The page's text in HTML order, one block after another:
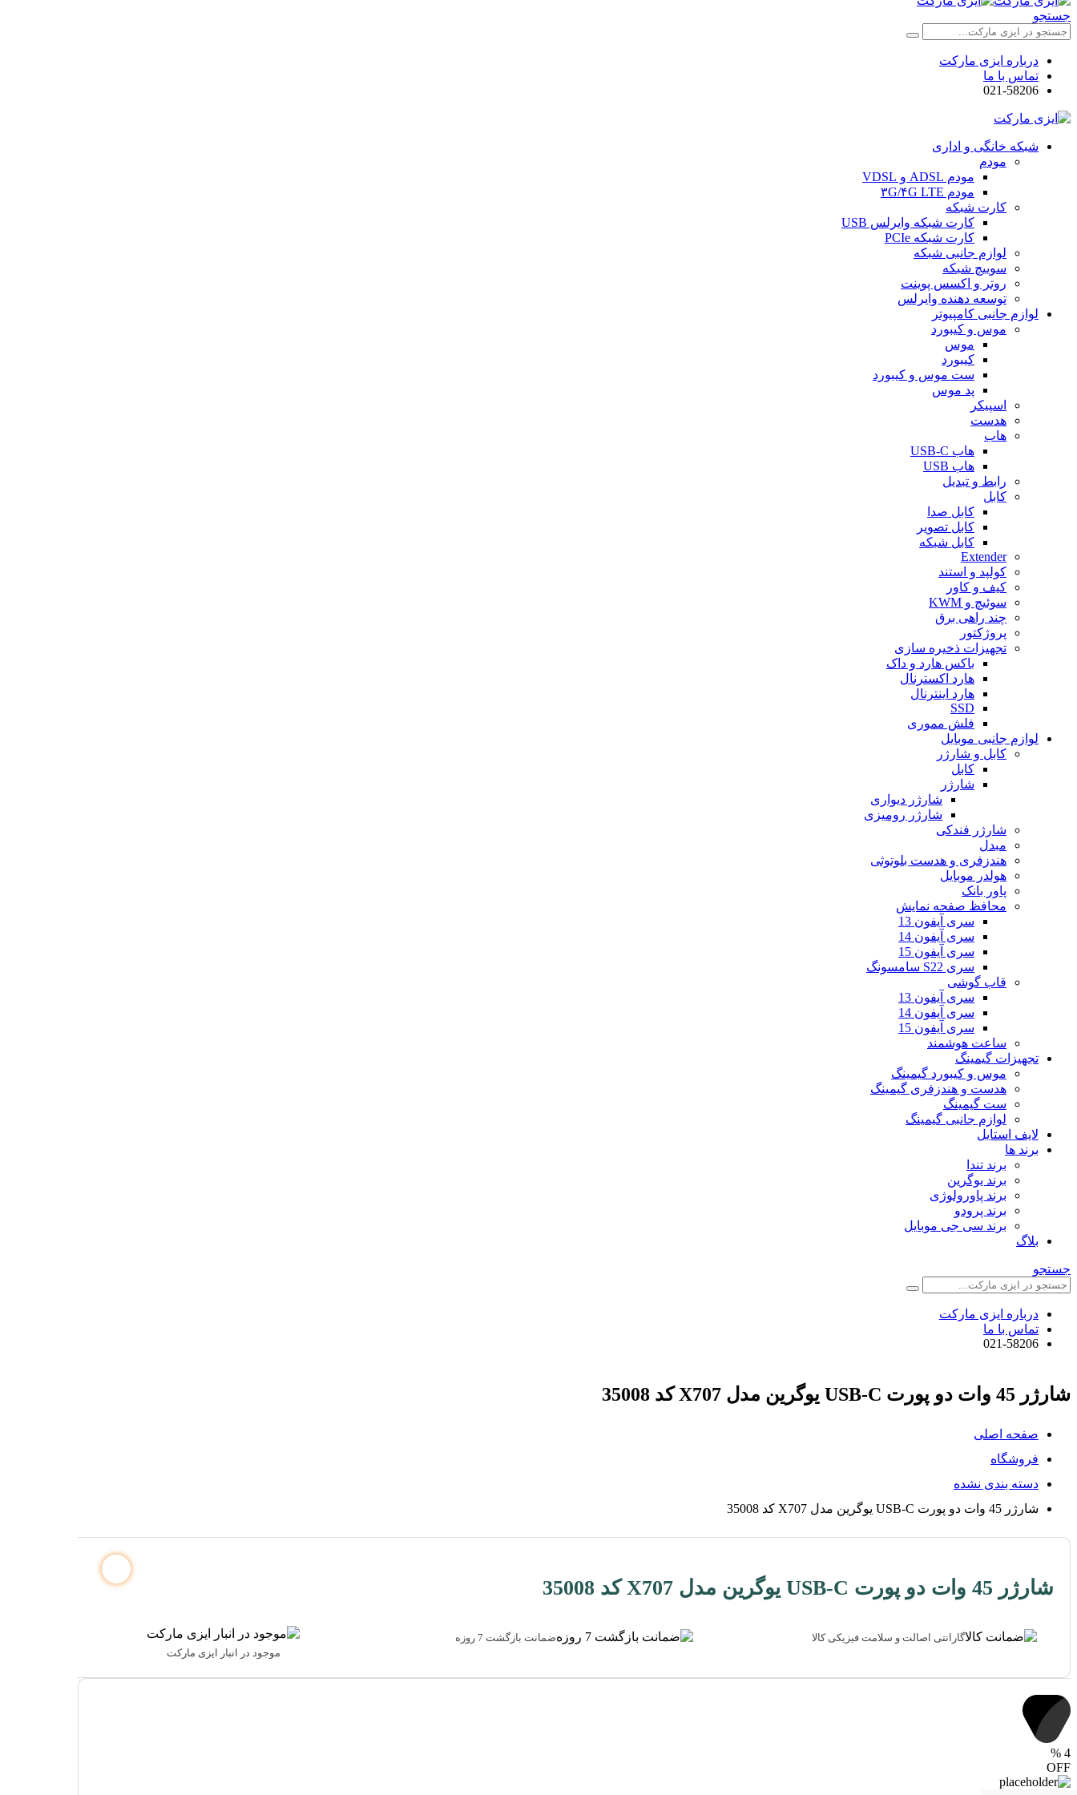
جستجو
درباره ایزی مارکت
تماس با ما
021-58206
شبکه خانگی و اداری
مودم
مودم ADSL و VDSL
مودم ۳G/۴G LTE
کارت شبکه
کارت شبکه وایرلس USB
کارت شبکه PCIe
لوازم جانبی شبکه
سوییچ شبکه
روتر و اکسس پوینت
توسعه دهنده وایرلس
لوازم جانبی کامپیوتر
موس و کیبورد
موس
کیبورد
ست موس و کیبورد
پد موس
اسپیکر
هدست
هاب
هاب USB-C
هاب USB
رابط و تبدیل
کابل
کابل صدا
کابل تصویر
کابل شبکه
Extender
کولپد و استند
کیف و کاور
سوئیچ و KWM
چند راهی برق
پروژکتور
تجهیزات ذخیره سازی
باکس هارد و داک
هارد اکسترنال
هارد اینترنال
SSD
فلش مموری
لوازم جانبی موبایل
کابل و شارژر
کابل
شارژر
شارژر دیواری
شارژر رومیزی
شارژر فندکی
مبدل
هندزفری و هدست بلوتوثی
هولدر موبایل
پاور بانک
محافظ صفحه نمایش
سری آیفون 13
سری آیفون 14
سری آیفون 15
سری S22 سامسونگ
قاب گوشی
سری آیفون 13
سری آیفون 14
سری آیفون 15
ساعت هوشمند
تجهیزات گیمینگ
موس و کیبورد گیمینگ
هدست و هندزفری گیمینگ
ست گیمینگ
لوازم جانبی گیمینگ
لایف استایل
برند ها
برند تندا
برند یوگرین
برند پاورولوژی
برند پرودو
برند سی جی موبایل
بلاگ
جستجو
درباره ایزی مارکت
تماس با ما
021-58206
شارژر 45 وات دو پورت USB-C یوگرین مدل X707 کد 35008
صفحه اصلی
فروشگاه
دسته بندی نشده
شارژر 45 وات دو پورت USB-C یوگرین مدل X707 کد 35008
شارژر 45 وات دو پورت USB-C یوگرین مدل X707 کد 35008
گارانتی اصالت و سلامت فیزیکی کالا
ضمانت بازگشت 7 روزه
موجود در انبار ایزی مارکت
4
%
OFF